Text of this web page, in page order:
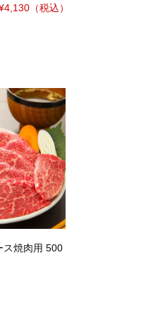
（税込）
ス焼肉用 500